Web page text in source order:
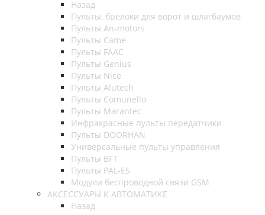
Назад
Пульты, брелоки для ворот и шлагбаумов
Пульты An-motors
Пульты Came
Пульты FAAC
Пульты Genius
Пульты Nice
Пульты Alutech
Пульты Сomunello
Пульты Marantec
Инфракрасные пульты передатчики
Пульты DOORHAN
Универсальные пульты управления
Пульты BFT
Пульты PAL-ES
Модули беспроводной связи GSM
АКСЕССУАРЫ К АВТОМАТИКЕ
Назад